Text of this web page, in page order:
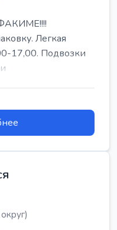
Легкая
17,00. Подвозки